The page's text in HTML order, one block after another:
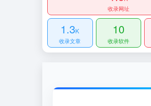
收录网址
1.3K
收录文章
10
收录软件